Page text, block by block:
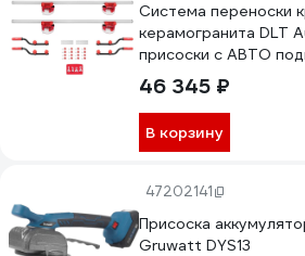
Система переноски
керамогранита DLT
присоски с АВТО
46 345 ₽
В корзину
47202141
Присоска
Gruwatt DYS13